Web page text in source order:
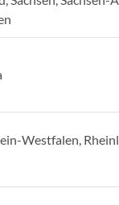
Westfalen,